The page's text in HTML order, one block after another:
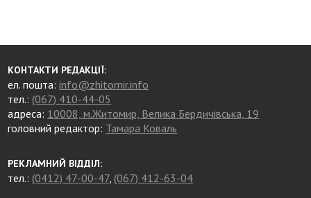
КОНТАКТИ РЕДАКЦІЇ:
ел. пошта:info@zhitomir.info
тел.: (067) 410-44-05
адреса: 10008, м.Житомир, Велика Бердичівська, 19
головний редактор: Тамара Коваль
РЕКЛАМНИЙ ВІДДІЛ:
тел.: (0412) 47-00-47, (067) 412-63-04